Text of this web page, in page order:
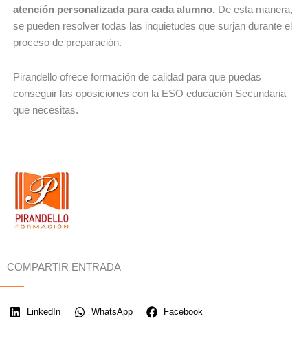
atención personalizada para cada alumno. De esta manera,
se pueden resolver todas las inquietudes que surjan durante el
proceso de preparación.
Pirandello ofrece formación de calidad para que puedas
conseguir las oposiciones con la ESO educación Secundaria
que necesitas.
COMPARTIR ENTRADA
LinkedIn WhatsApp Facebook